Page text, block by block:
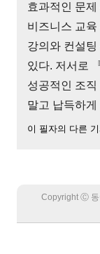
효과적인 문
비즈니스 교
강의와 컨설
있다. 저서로
성공적인 조직
말고 납득하
이 필자의 다른
Copyright Ⓒ 동